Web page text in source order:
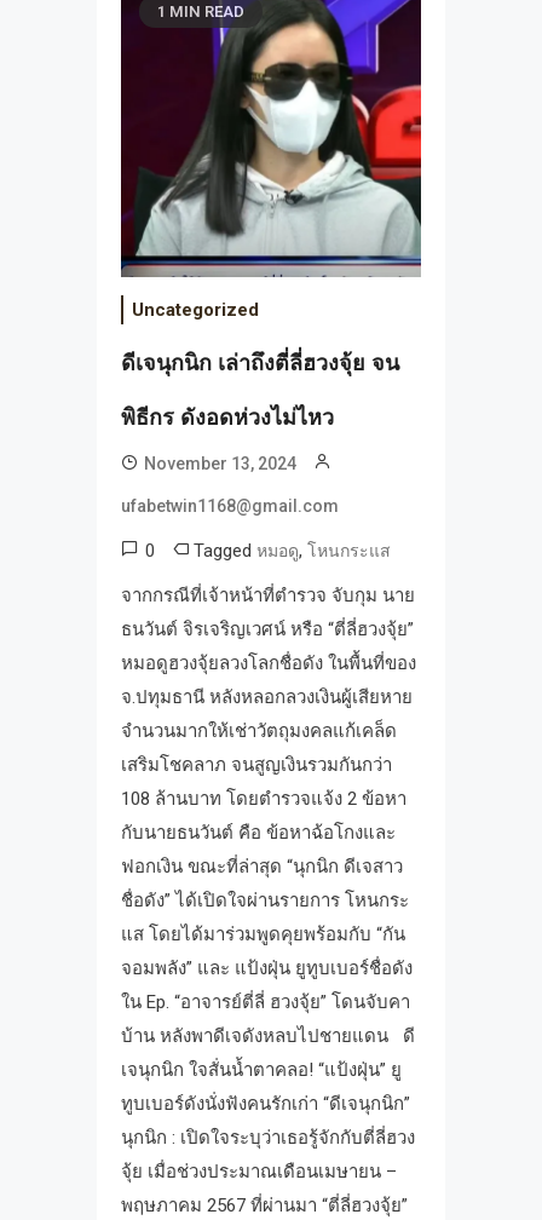
1 MIN READ
Uncategorized
ดีเจนุกนิก เล่าถึงตี่ลี่ฮวงจุ้ย จน
พิธีกร ดังอดห่วงไม่ไหว
November 13, 2024
ufabetwin1168@gmail.com
0 Tagged หมอดู, โหนกระแส
จากกรณีที่เจ้าหน้าที่ตำรวจ จับกุม นาย
ธนวันต์ จิรเจริญเวศน์ หรือ “ตี่ลี่ฮวงจุ้ย”
หมอดูฮวงจุ้ยลวงโลกชื่อดัง ในพื้นที่ของ
จ.ปทุมธานี หลังหลอกลวงเงินผู้เสียหาย
จำนวนมากให้เช่าวัตถุมงคลแก้เคล็ด
เสริมโชคลาภ จนสูญเงินรวมกันกว่า
108 ล้านบาท โดยตำรวจแจ้ง 2 ข้อหา
กับนายธนวันต์ คือ ข้อหาฉ้อโกงและ
ฟอกเงิน ขณะที่ล่าสุด “นุกนิก ดีเจสาว
ชื่อดัง” ได้เปิดใจผ่านรายการ โหนกระ
แส โดยได้มาร่วมพูดคุยพร้อมกับ “กัน
จอมพลัง” และ แป้งฝุ่น ยูทูบเบอร์ชื่อดัง
ใน Ep. “อาจารย์ตี่ลี่ ฮวงจุ้ย” โดนจับคา
บ้าน หลังพาดีเจดังหลบไปชายแดน ดี
เจนุกนิก ใจสั่นน้ำตาคลอ! “แป้งฝุ่น” ยู
ทูบเบอร์ดังนั่งฟังคนรักเก่า “ดีเจนุกนิก”
นุกนิก : เปิดใจระบุว่าเธอรู้จักกับตี่ลี่ฮวง
จุ้ย เมื่อช่วงประมาณเดือนเมษายน –
พฤษภาคม 2567 ที่ผ่านมา “ตี่ลี่ฮวงจุ้ย”